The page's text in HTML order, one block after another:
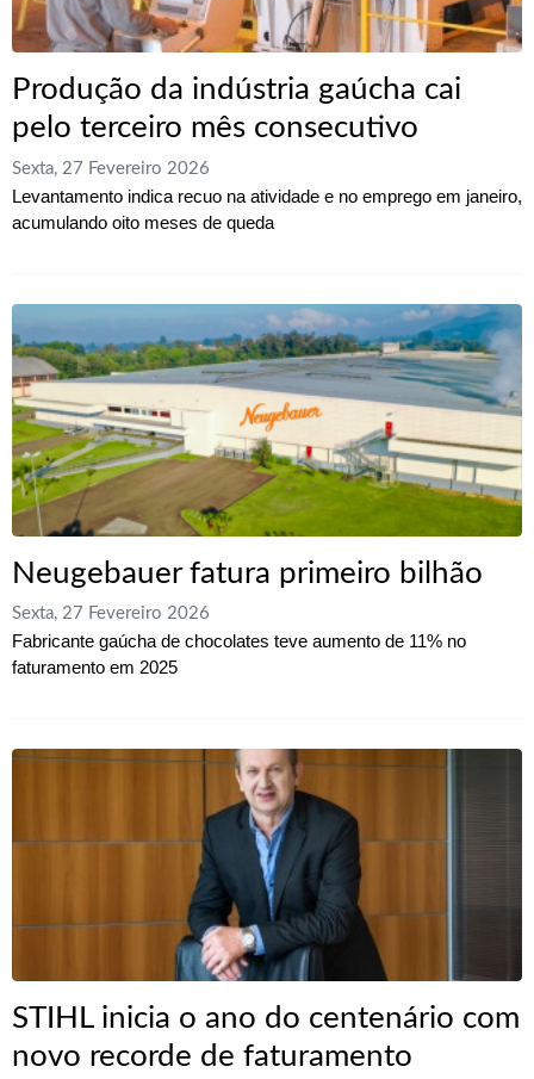
Produção da indústria gaúcha cai
pelo terceiro mês consecutivo
Sexta, 27 Fevereiro 2026
Levantamento indica recuo na atividade e no emprego em janeiro,
acumulando oito meses de queda
Neugebauer fatura primeiro bilhão
Sexta, 27 Fevereiro 2026
Fabricante gaúcha de chocolates teve aumento de 11% no
faturamento em 2025
STIHL inicia o ano do centenário com
novo recorde de faturamento